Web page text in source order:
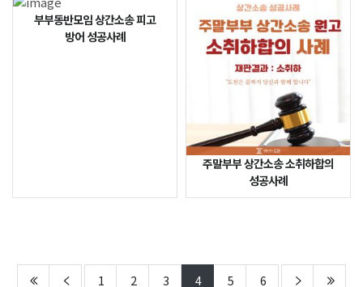
부부동반모임 상간소송 피고
방어 성공사례
주말부부 상간소송 소취하합의
성공사례
1 2 3 4 5 6